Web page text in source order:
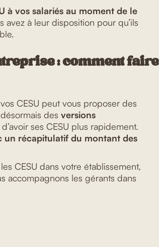
à vos salariés au moment de le
avez à leur disposition pour qu’ils
: comment faire
CESU peut vous proposer des
des versions
ses CESU plus rapidement.
un récapitulatif du montant des
CESU dans votre établissement,
accompagnons les gérants dans